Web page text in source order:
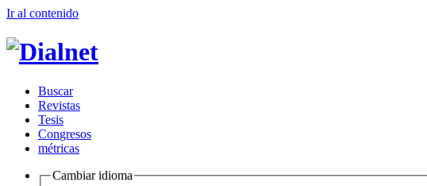
Ir al contenido
Buscar
Revistas
Tesis
Congresos
métricas
Cambiar idioma